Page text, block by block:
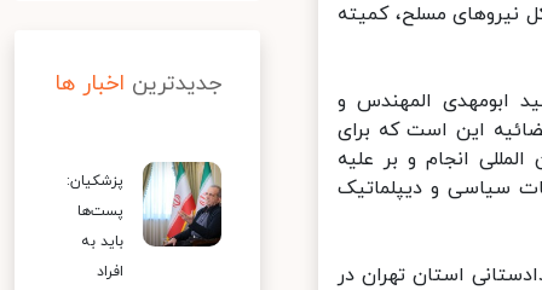
مسلح، کمیته
المهندس و
این است که برای
انجام و بر علیه
سیاسی و دیپلماتیک
استان تهران در
جدیدترین اخبار ها
پزشکیان:
پست‌ها
باید به
افراد